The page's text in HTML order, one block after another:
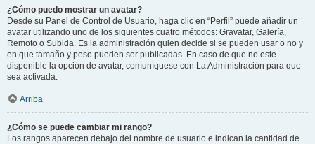
¿Cómo puedo mostrar un avatar?
Desde su Panel de Control de Usuario, haga clic en “Perfil” puede añadir un
avatar utilizando uno de los siguientes cuatro métodos: Gravatar, Galería,
Remoto o Subida. Es la administración quien decide si se pueden usar o no y
en que tamaño y peso pueden ser publicadas. En caso de que no este
disponible la opción de avatar, comuníquese con La Administración para que
sea activada.
Arriba
¿Cómo se puede cambiar mi rango?
Los rangos aparecen debajo del nombre de usuario e indican la cantidad de